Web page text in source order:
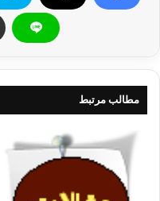
عَلَيْكُمْ إِذْ كُنْتُمْ أَعْدَاءً فَأَلَّفَ
بِنِعْمَتِهِ إِخْوَانًا ) آل عمران/ 103
زمانی که با هم دشمن
به نعمت او برادرانی شدید.»
همچنین برادری به خاطر
درک عمیق از
عاطفه،محبت،احترام و
پیوندهای عقیده
مطالب مرتبط